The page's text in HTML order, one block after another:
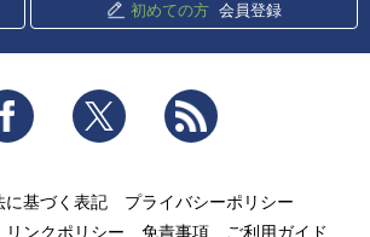
初めての方 会員登録
Facebook Twitter
に基づく表記
プライバシーポリシー
リンクポリシー 免責事項 ご利用ガイド